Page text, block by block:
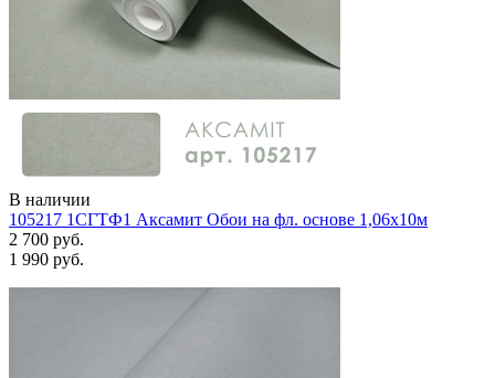
В наличии
105217 1СГТФ1 Аксамит Обои на фл. основе 1,06х10м
2 700 руб.
1 990 руб.